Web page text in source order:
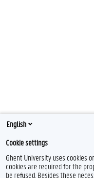
English
Cookie settings
Ghent University uses cookies
cookies are required for the
be refused. Besides these